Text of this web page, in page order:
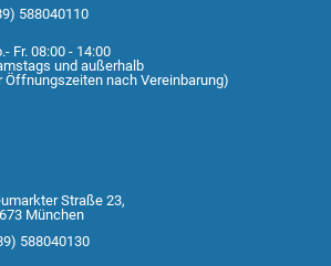
588040110
Fr. 08:00 - 14:00
und außerhalb
Öffnungszeiten nach Vereinbarung)
Straße 23,
München
588040130